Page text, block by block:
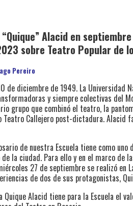
Alacid en
sobre Teatro Popular de
Pereiro
de diciembre de 1949. La Universidad
y siempre colectivas del
grupo que combinó el teatro, la
Callejero post-dictadura. Alacid
de nuestra Escuela tiene como
la ciudad. Para ello y en el marco de
27 de septiembre se realizó en
de dos de sus protagonistas,
Alacid tiene para la Escuela el